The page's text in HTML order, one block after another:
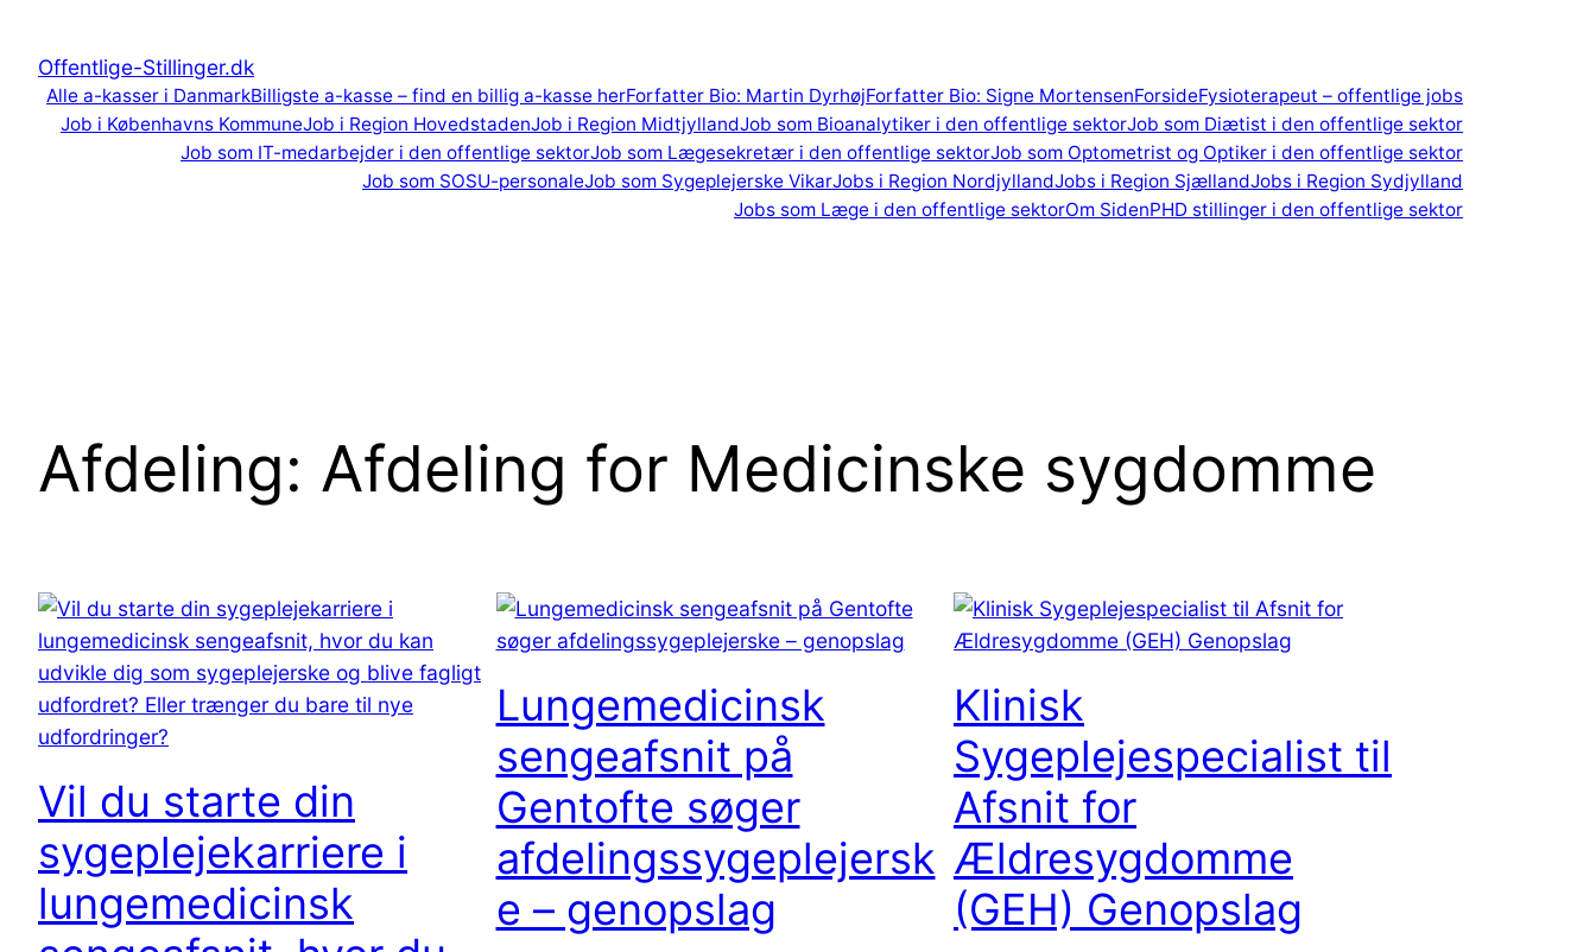
indholdOffentlige-Stillinger.dk
Alle a-kasser i DanmarkBilligste a-kasse – find en billig a-kasse herForfatter Bio: Martin DyrhøjForfatter Bio: Signe MortensenForsideFysioterapeut – offentlige jobs
Job i Københavns KommuneJob i Region HovedstadenJob i Region MidtjyllandJob som Bioanalytiker i den offentlige sektorJob som Diætist i den offentlige sektor
Job som IT-medarbejder i den offentlige sektorJob som Lægesekretær i den offentlige sektorJob som Optometrist og Optiker i den offentlige sektor
Job som SOSU-personaleJob som Sygeplejerske VikarJobs i Region NordjyllandJobs i Region SjællandJobs i Region Sydjylland
Jobs som Læge i den offentlige sektorOm SidenPHD stillinger i den offentlige sektor
Afdeling: Afdeling for Medicinske sygdomme
Vil du starte din
sygeplejekarriere i
lungemedicinsk
Lungemedicinsk
sengeafsnit på
Gentofte søger
afdelingssygeplejersk
e – genopslag
Klinisk
Sygeplejespecialist til
Afsnit for
Ældresygdomme
(GEH) Genopslag